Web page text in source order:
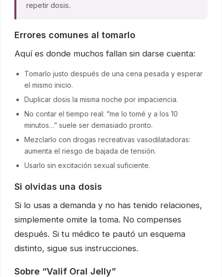
repetir dosis.
Errores comunes al tomarlo
Aquí es donde muchos fallan sin darse cuenta:
Tomarlo justo después de una cena pesada y esperar
el mismo inicio.
Duplicar dosis la misma noche por impaciencia.
No contar el tiempo real: “me lo tomé y a los 10
minutos…” suele ser demasiado pronto.
Mezclarlo con drogas recreativas vasodilatadoras:
aumenta el riesgo de bajada de tensión.
Usarlo sin excitación sexual suficiente.
Si olvidas una dosis
Si lo usas a demanda y no has tenido relaciones,
simplemente omite la toma. No compenses
después. Si tu médico te pautó un esquema
distinto, sigue sus instrucciones.
Sobre “Valif Oral Jelly”